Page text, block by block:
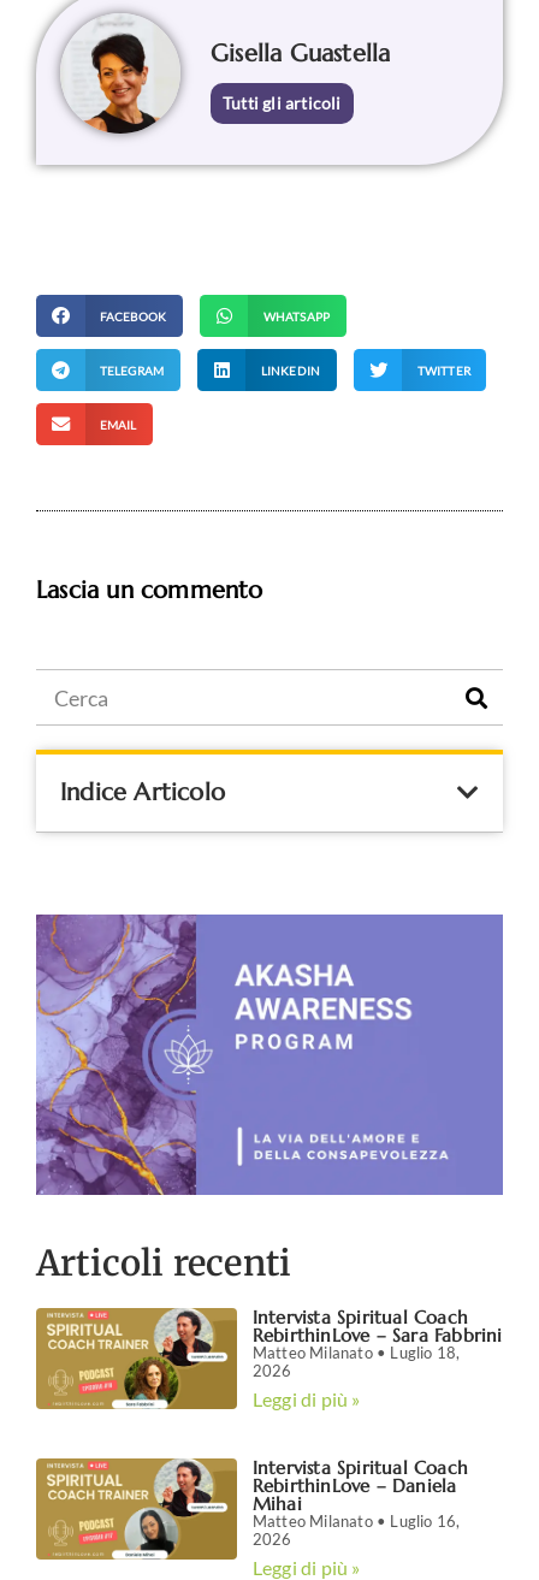
Gisella Guastella
Tutti gli articoli
FACEBOOK WHATSAPP
TELEGRAM LINKEDIN TWITTER
EMAIL
Lascia un commento
Indice Articolo
Articoli recenti
Intervista Spiritual Coach
RebirthinLove – Sara Fabbrini
Matteo Milanato
Luglio 18,
2026
Leggi di più »
Intervista Spiritual Coach
RebirthinLove – Daniela
Mihai
Matteo Milanato
Luglio 16,
2026
Leggi di più »